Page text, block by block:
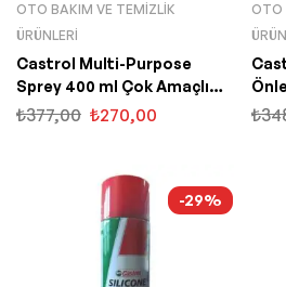
OTO BAKIM VE TEMIZLIK
ÜRÜNLERI
Castrol Multi-Purpose
Sprey 400 ml Çok Amaçlı
Temizleme
₺377,00 ₺270,00
OTO
₺
-29%